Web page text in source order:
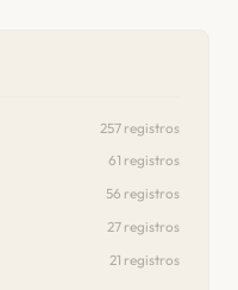
257 registros
61 registros
56 registros
27 registros
21 registros